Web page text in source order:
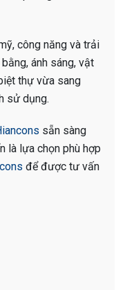
công năng và trải
ánh sáng, vật
thự vừa sang
sử dụng.
sẵn sàng
là lựa chọn phù hợp
để được tư vấn